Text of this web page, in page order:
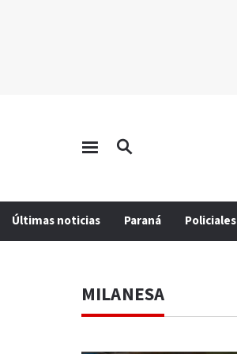
Últimas noticias Paraná Policiales
MILANESA